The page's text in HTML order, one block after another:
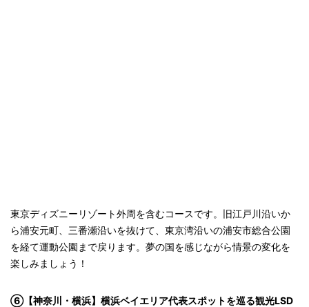
東京ディズニーリゾート外周を含むコースです。旧江戸川沿いか
ら浦安元町、三番瀬沿いを抜けて、東京湾沿いの浦安市総合公園
を経て運動公園まで戻ります。夢の国を感じながら情景の変化を
楽しみましょう！
⑥【神奈川・横浜】横浜ベイエリア代表スポットを巡る観光LSD